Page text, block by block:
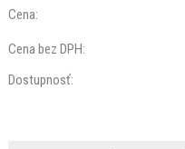
Cena:
Cena bez DPH:
Dostupnosť: